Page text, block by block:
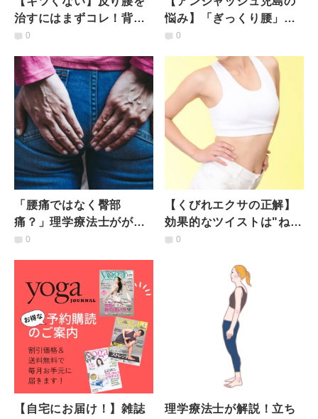
治すにはまずコレ！背中
＆腰の緊張を取る「背中
0
悩み】「ぎっくり腰」の
痛みを軽減！体が硬い人
ポーズ
0
「腰痛ではなく臀部
痛？」理学療法士がが教
える【腰からお尻の痛み
0
【くびれエクサの正解】
効果的なツイストは"ねじ
りすぎない"！早くくびれ
0
【自宅にお届け！】雑誌
理学療法士が解説！立ち